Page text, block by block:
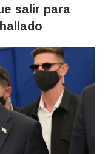
salir para